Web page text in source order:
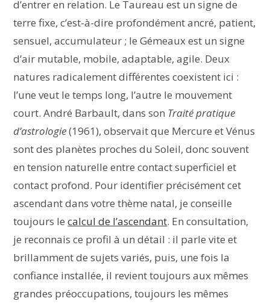
d’entrer en relation. Le Taureau est un signe de
terre fixe, c’est-à-dire profondément ancré, patient,
sensuel, accumulateur ; le Gémeaux est un signe
d’air mutable, mobile, adaptable, agile. Deux
natures radicalement différentes coexistent ici :
l’une veut le temps long, l’autre le mouvement
court. André Barbault, dans son Traité pratique
d’astrologie(1961), observait que Mercure et Vénus
sont des planètes proches du Soleil, donc souvent
en tension naturelle entre contact superficiel et
contact profond. Pour identifier précisément cet
ascendant dans votre thème natal, je conseille
toujours lecalcul de l’ascendant. En consultation,
je reconnais ce profil à un détail : il parle vite et
brillamment de sujets variés, puis, une fois la
confiance installée, il revient toujours aux mêmes
grandes préoccupations, toujours les mêmes